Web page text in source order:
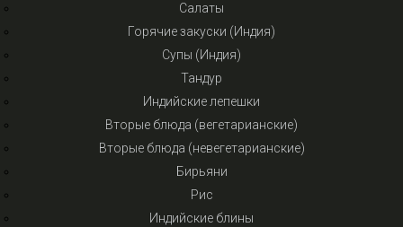
Салаты
Горячие закуски (Индия)
Супы (Индия)
Тандур
Индийские лепешки
Вторые блюда (вегетарианские)
Вторые блюда (невегетарианские)
Бирьяни
Рис
Индийские блины